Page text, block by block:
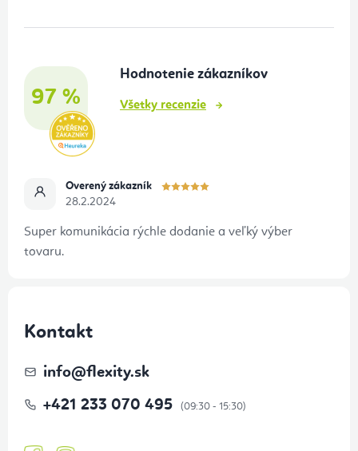
97 %
Hodnotenie zákazníkov
Všetky recenzie
Overený zákazník
28.2.2024
Super komunikácia rýchle dodanie a veľký výber
tovaru.
Kontakt
info@flexity.sk
+421 233 070 495